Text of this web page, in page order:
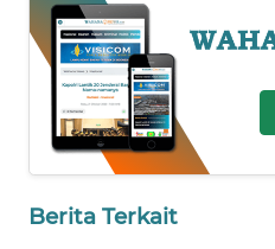
Berita Terkait
WN
NUSANTARA
WN
JOGJA
WN
JATIM